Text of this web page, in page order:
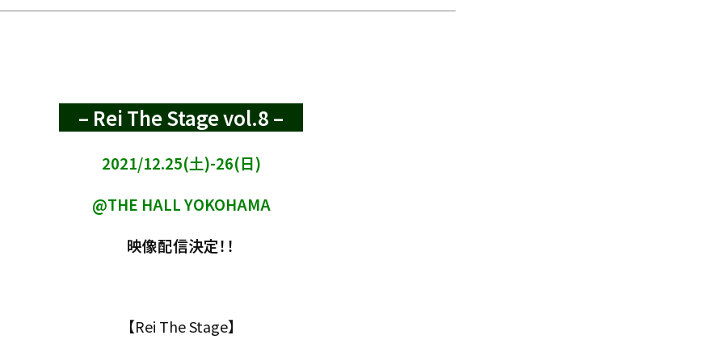
– Rei The Stage vol.8 –
2021/12.25(土)-26(日)
@THE HALL YOKOHAMA
映像配信決定！！
【Rei The Stage】